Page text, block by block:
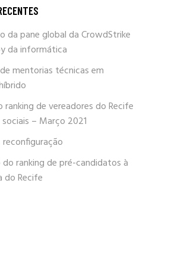
da pane global da CrowdStrike
da informática
mentorias técnicas em
ranking de vereadores do Recife
– Março 2021
do ranking de pré-candidatos à
do Recife